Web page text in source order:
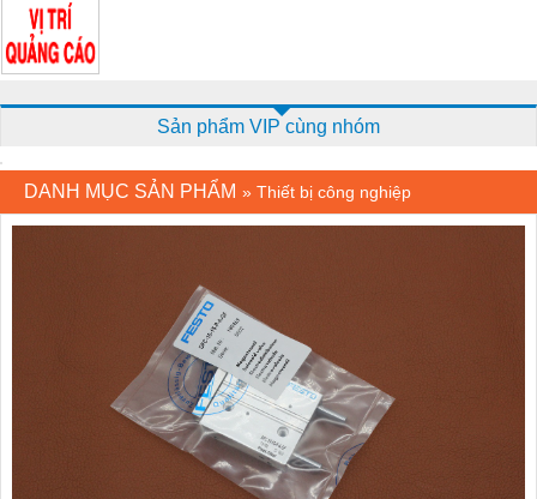
Sản phẩm VIP cùng nhóm
DANH MỤC SẢN PHẨM » Thiết bị công nghiệp